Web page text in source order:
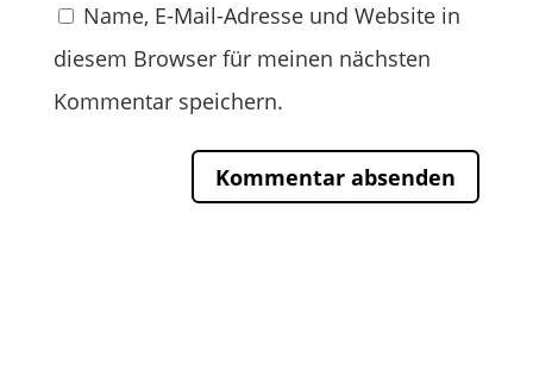
Name, E-Mail-Adresse und Website in
diesem Browser für meinen nächsten
Kommentar speichern.